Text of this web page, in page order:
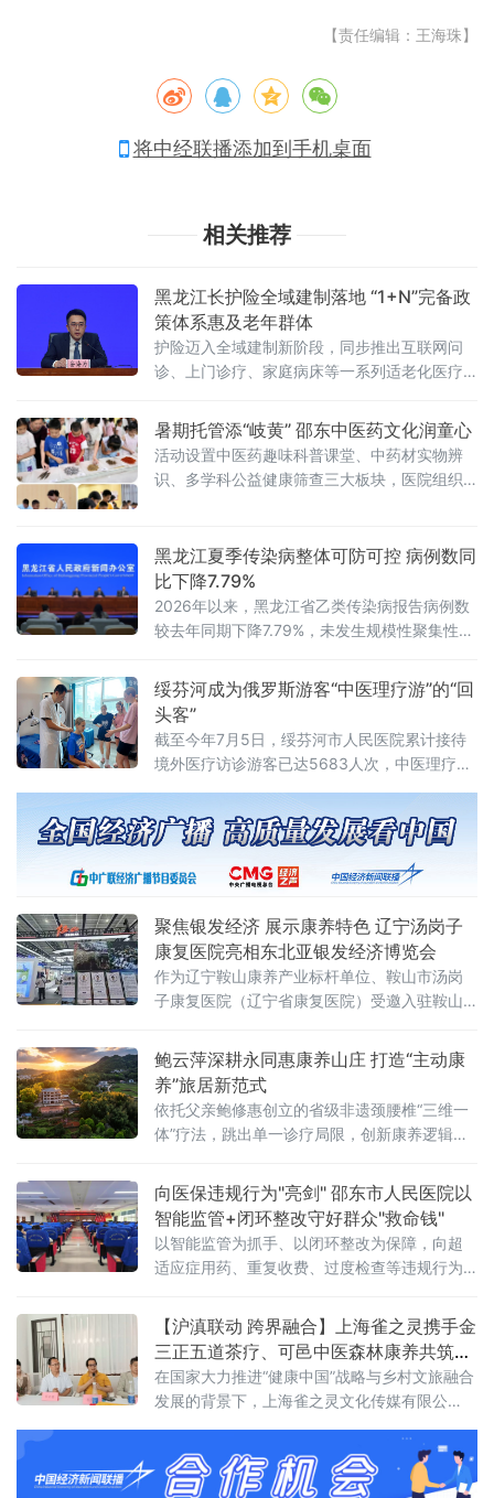
【责任编辑：王海珠】
将中经联播添加到手机桌面
相关推荐
黑龙江长护险全域建制落地 “1+N”完备政
策体系惠及老年群体
护险迈入全域建制新阶段，同步推出互联网问
诊、上门诊疗、家庭病床等一系列适老化医疗
题。长期护理保险被誉为社保“第六险”，是应对
人口老龄化的关
暑期托管添“岐黄” 邵东中医药文化润童心
活动设置中医药趣味科普课堂、中药材实物辨
识、多学科公益健康筛查三大板块，医院组织
系统化健康服务。科普课堂上，中医药研究生
讲师
黑龙江夏季传染病整体可防可控 病例数同
比下降7.79%
2026年以来，黑龙江省乙类传染病报告病例数
较去年同期下降7.79%，未发生规模性聚集性疫
夏季传染病总体发病水平较低，整体可防可
控。黑龙江省疾病预防控制局副局长张冰欣在
会上介绍，夏季肠道传染病发病风险较高，诺
如病毒、细菌性感染
绥芬河成为俄罗斯游客“中医理疗游”的“回
头客”
截至今年7月5日，绥芬河市人民医院累计接待
境外医疗访诊游客已达5683人次，中医理疗已
聚焦银发经济 展示康养特色 辽宁汤岗子
康复医院亮相东北亚银发经济博览会
作为辽宁鞍山康养产业标杆单位、鞍山市汤岗
子康复医院（辽宁省康复医院）受邀入驻鞍山
面向海内外客商与中老年群众普及老年康养知
识、传播科学健康理念，全方位展示鞍山特色
温泉+康复、医养结合产业优
鲍云萍深耕永同惠康养山庄 打造“主动康
养”旅居新范式
依托父亲鲍修惠创立的省级非遗颈腰椎“三维一
体”疗法，跳出单一诊疗局限，创新康养逻辑与
林、庄寨、温泉资源，构建“非遗中医+古建+山
野旅居”融合业态，为县域医旅融合、乡村振兴
提供可行样板。
向医保违规行为"亮剑" 邵东市人民医院以
智能监管+闭环整改守好群众"救命钱"
以智能监管为抓手、以闭环整改为保障，向超
适应症用药、重复收费、过度检查等违规行为
化医保基金管理突出问题整治"突击战"工作方
案》，对方案中的总体目标、组织领导、整治
时间与范围、
【沪滇联动 跨界融合】上海雀之灵携手金
三正五道茶疗、可邑中医森林康养​共筑弥
勒康养旅居新高地​
在国家大力推进“健康中国”战略与乡村文旅融合
发展的背景下，上海雀之灵文化传媒有限公
医森林康养基地今日正式签署战略合作协议。
三方将立足云南弥勒可邑小镇独特的生态与文